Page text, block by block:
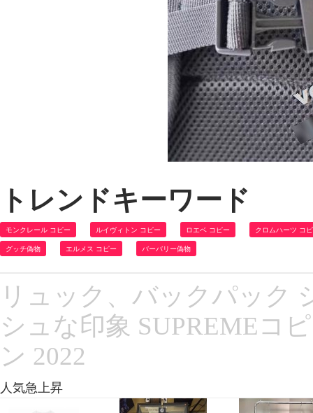
トレンドキーワード
モンクレール コピー ルイヴィトン コピー ロエベ コピー クロムハーツ コ
グッチ偽物 エルメス コピー バーバリー偽物
リュック、バックパック
シュな印象 SUPREMEコ
ン 2022
人気急上昇